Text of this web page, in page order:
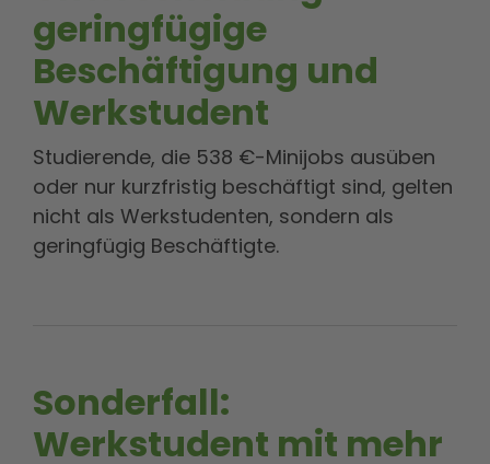
geringfügige
Beschäftigung und
Werkstudent
Studierende, die 538 €-Minijobs ausüben
oder nur kurzfristig beschäftigt sind, gelten
nicht als Werkstudenten, sondern als
geringfügig Beschäftigte.
Sonderfall:
Werkstudent mit mehr